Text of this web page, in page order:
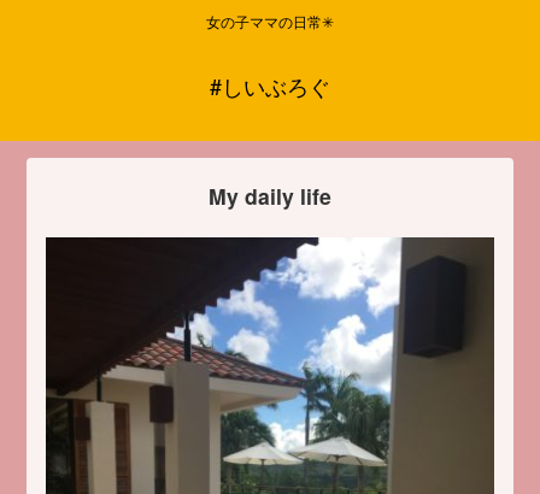
女の子ママの日常✳︎
#しいぶろぐ
My daily life